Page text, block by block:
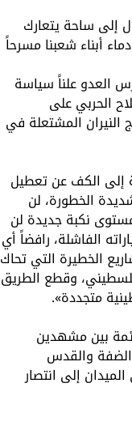
إلى ساحة يتعارك
أبناء شعبنا مسرحاً
العدو علناً سياسة
الحربي على
النيران المشتعلة في
إلى الكف عن تعطيل
الخطورة، لن
نكبة جديدة لن
الفاشلة، رافضاً أي
الخطيرة التي تحاك
وقطع الطريق
متجددة».
بين مشهدين
والقدس
إلى انتصار